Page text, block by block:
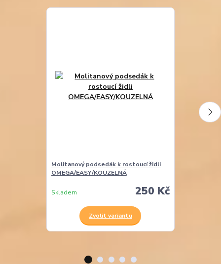
Molitanový podsedák k rostoucí židli
OMEGA/EASY/KOUZELNÁ
250 Kč
Skladem
Zvolit variantu